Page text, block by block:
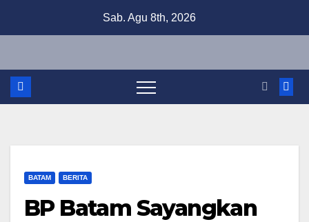
Sab. Agu 8th, 2026
BATAM BERITA
BP Batam Sayangkan